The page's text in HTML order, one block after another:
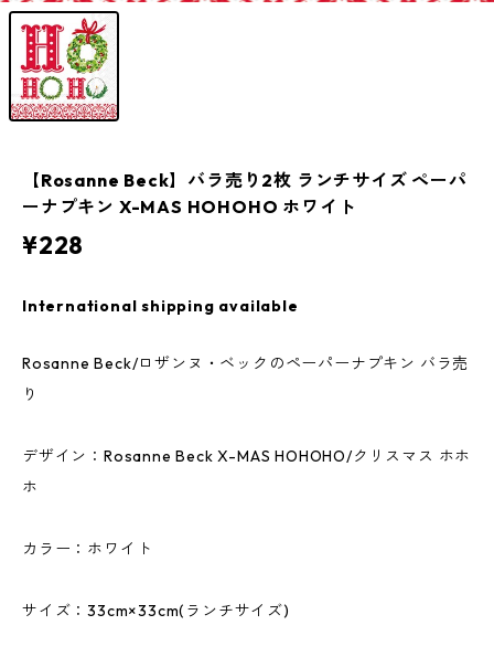
【Rosanne Beck】バラ売り2枚 ランチサイズ ペーパ
ーナプキン X-MAS HOHOHO ホワイト
¥228
International shipping available
Rosanne Beck/ロザンヌ・ベックのペーパーナプキン バラ売
り
デザイン：Rosanne Beck X-MAS HOHOHO/クリスマス ホホ
ホ
カラー：ホワイト
サイズ：33cm×33cm(ランチサイズ)